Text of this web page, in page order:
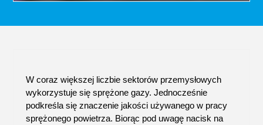
W coraz większej liczbie sektorów przemysłowych
wykorzystuje się sprężone gazy. Jednocześnie
podkreśla się znaczenie jakości używanego w pracy
sprężonego powietrza. Biorąc pod uwagę nacisk na